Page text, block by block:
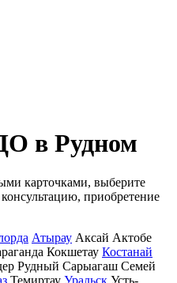
в Рудном
карточками, выберите
приобретение
Атырау Аксай Актобе
Кокшетау Костанай
Рудный Сарыагаш Семей
Темиртау Уральск Усть-